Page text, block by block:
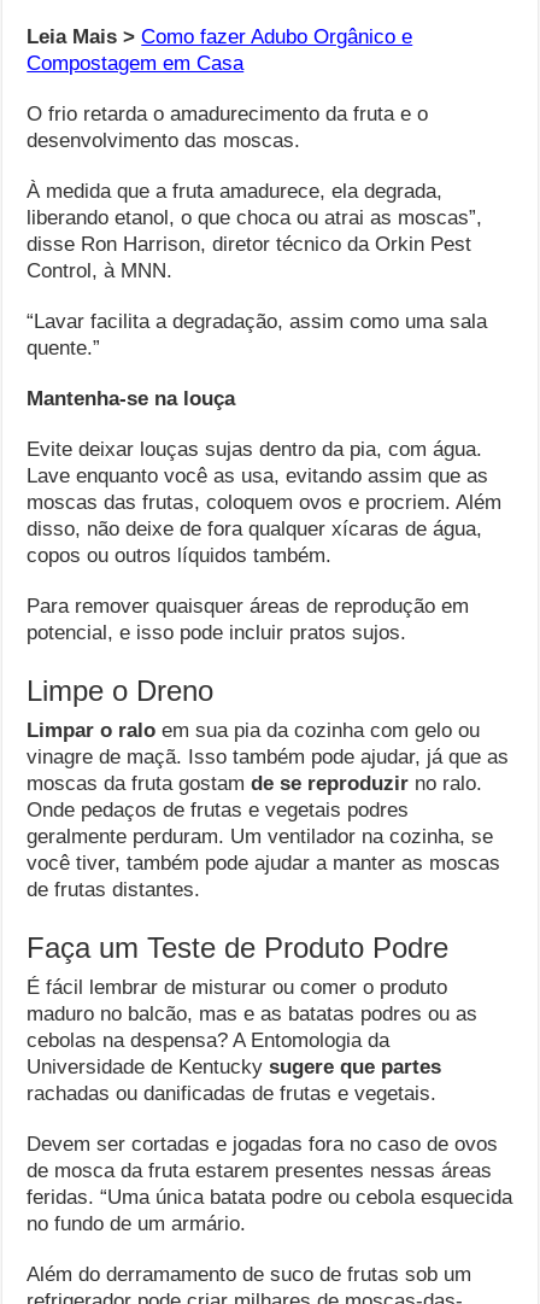
Leia Mais > Como fazer Adubo Orgânico e
Compostagem em Casa
O frio retarda o amadurecimento da fruta e o
desenvolvimento das moscas.
À medida que a fruta amadurece, ela degrada,
liberando etanol, o que choca ou atrai as moscas”,
disse Ron Harrison, diretor técnico da Orkin Pest
Control, à MNN.
“Lavar facilita a degradação, assim como uma sala
quente.”
Mantenha-se na louça
Evite deixar louças sujas dentro da pia, com água.
Lave enquanto você as usa, evitando assim que as
moscas das frutas, coloquem ovos e procriem. Além
disso, não deixe de fora qualquer xícaras de água,
copos ou outros líquidos também.
Para remover quaisquer áreas de reprodução em
potencial, e isso pode incluir pratos sujos.
Limpe o Dreno
Limpar o ralo em sua pia da cozinha com gelo ou
vinagre de maçã. Isso também pode ajudar, já que as
moscas da fruta gostamde se reproduzir no ralo.
Onde pedaços de frutas e vegetais podres
geralmente perduram. Um ventilador na cozinha, se
você tiver, também pode ajudar a manter as moscas
de frutas distantes.
Faça um Teste de Produto Podre
É fácil lembrar de misturar ou comer o produto
maduro no balcão, mas e as batatas podres ou as
cebolas na despensa? A Entomologia da
Universidade de Kentuckysugere que partes
rachadas ou danificadas de frutas e vegetais.
Devem ser cortadas e jogadas fora no caso de ovos
de mosca da fruta estarem presentes nessas áreas
feridas. “Uma única batata podre ou cebola esquecida
no fundo de um armário.
Além do derramamento de suco de frutas sob um